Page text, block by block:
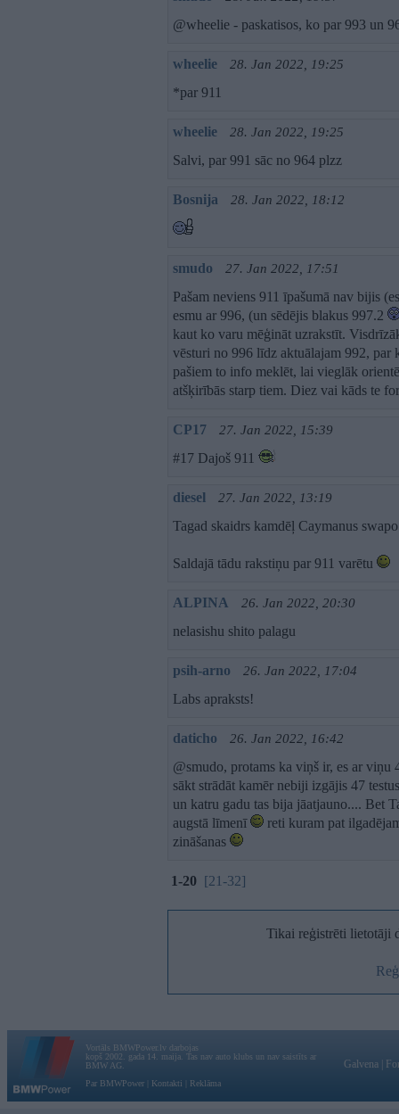
@wheelie - paskatisos, ko par 993 un
wheelie 28. Jan 2022, 19:25
*par 911
wheelie 28. Jan 2022, 19:25
Salvi, par 991 sāc no 964 plzz
Bosnija 28. Jan 2022, 18:12
smudo 27. Jan 2022, 17:51
Pašam neviens 911 īpašumā nav bijis
esmu ar 996, (un sēdējis blakus 997.2
kaut ko varu mēģināt uzrakstīt.
vēsturi no 996 līdz aktuālajam 992,
pašiem to info meklēt, lai vieglāk
atšķirībās starp tiem. Diez vai kāds te
CP17 27. Jan 2022, 15:39
#17 Dajoš 911
diesel 27. Jan 2022, 13:19
Tagad skaidrs kamdēļ Caymanus
Saldajā tādu rakstiņu par 911 varētu
ALPINA 26. Jan 2022, 20:30
nelasishu shito palagu
psih-arno 26. Jan 2022, 17:04
Labs apraksts!
daticho 26. Jan 2022, 16:42
@smudo, protams ka viņš ir, es ar viņu
sākt strādāt kamēr nebiji izgājis 47
un katru gadu tas bija jāatjauno.... Bet
augstā līmenī
reti kuram pat
zināšanas
1-20 [21-32]
Tikai reģistrēti lietotāji
Vortāls BMWPower.lv darbojas
kopš 2002. gada 14. maija. Tas nav auto klubs un nav saistīts ar
BMW AG.
Par BMWPower
Kontakti Reklāma
Galvena